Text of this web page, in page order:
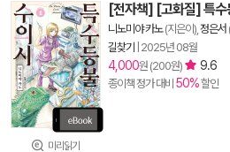
미리읽기
[전자책] [고화질] 특수
니노미야 카노(지은이), 정은서
길찾기
2025년 08월
4,000원 (200원) 9.6
종이책 정가 대비 50%할인